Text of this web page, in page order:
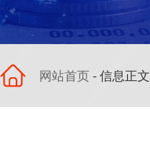
网站首页- 信息正文